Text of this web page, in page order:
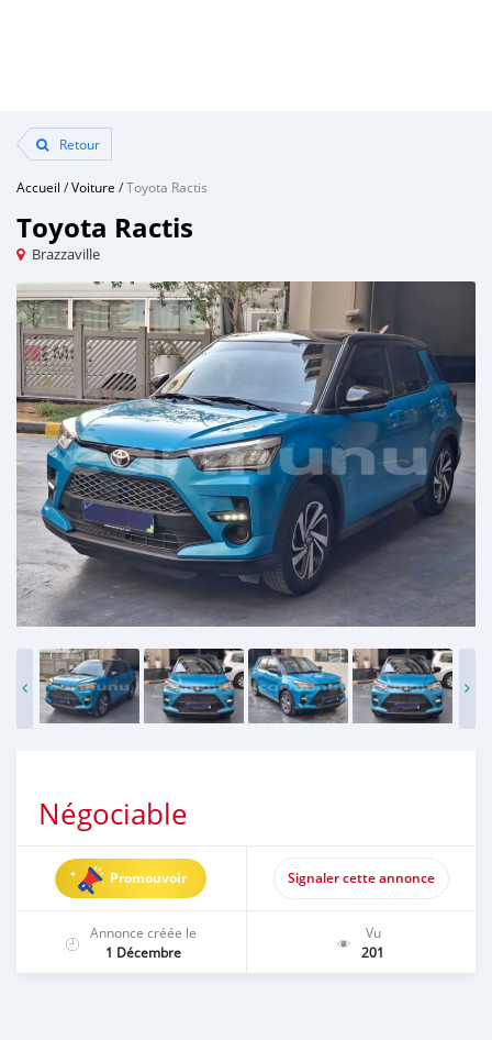
Retour
Accueil /Voiture /Toyota Ractis
Toyota Ractis
Brazzaville
Négociable
Promouvoir Signaler cette annonce
Annonce créée le
1 Décembre
Vu
201